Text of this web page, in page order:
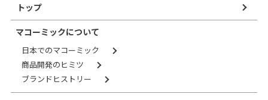
トップ
マコーミックについて
日本でのマコーミック
商品開発のヒミツ
ブランドヒストリー